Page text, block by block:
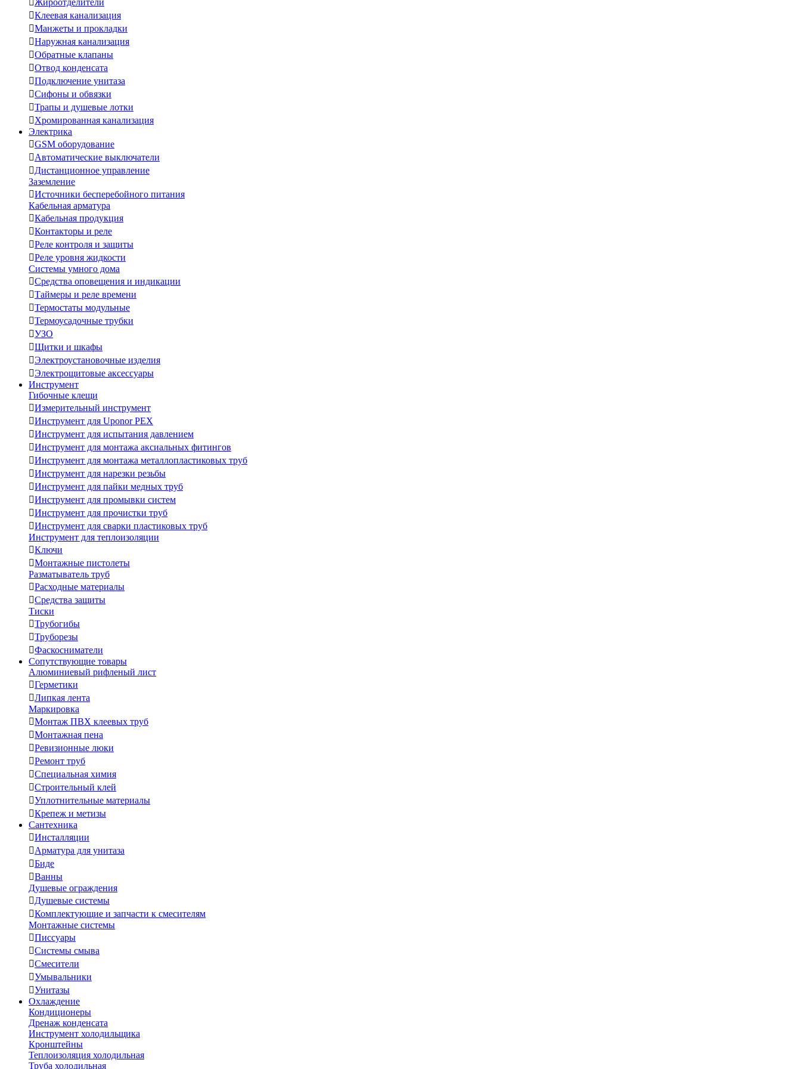
Жироотделители
Клеевая канализация
Манжеты и прокладки
Наружная канализация
Обратные клапаны
Отвод конденсата
Подключение унитаза
Сифоны и обвязки
Трапы и душевые лотки
Хромированная канализация
Электрика
GSM оборудование
Автоматические выключатели
Дистанционное управление
Заземление
Источники бесперебойного питания
Кабельная арматура
Кабельная продукция
Контакторы и реле
Реле контроля и защиты
Реле уровня жидкости
Системы умного дома
Средства оповещения и индикации
Таймеры и реле времени
Термостаты модульные
Термоусадочные трубки
УЗО
Щитки и шкафы
Электроустановочные изделия
Электрощитовые аксессуары
Инструмент
Гибочные клещи
Измерительный инструмент
Инструмент для Uponor PEX
Инструмент для испытания давлением
Инструмент для монтажа аксиальных фитингов
Инструмент для монтажа металлопластиковых труб
Инструмент для нарезки резьбы
Инструмент для пайки медных труб
Инструмент для промывки систем
Инструмент для прочистки труб
Инструмент для сварки пластиковых труб
Инструмент для теплоизоляции
Ключи
Монтажные пистолеты
Разматыватель труб
Расходные материалы
Средства защиты
Тиски
Трубогибы
Труборезы
Фаскосниматели
Сопутствующие товары
Алюминиевый рифленый лист
Герметики
Липкая лента
Маркировка
Монтаж ПВХ клеевых труб
Монтажная пена
Ревизионные люки
Ремонт труб
Специальная химия
Строительный клей
Уплотнительные материалы
Крепеж и метизы
Сантехника
Инсталляции
Арматура для унитаза
Биде
Ванны
Душевые ограждения
Душевые системы
Комплектующие и запчасти к смесителям
Монтажные системы
Писсуары
Системы смыва
Смесители
Умывальники
Унитазы
Охлаждение
Кондиционеры
Дренаж конденсата
Инструмент холодильщика
Кронштейны
Теплоизоляция холодильная
Труба холодильная